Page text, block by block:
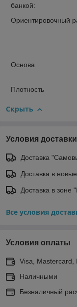
банкой:
Ориентировочный
Основа
Плотность
Скрыть
Условия доставки
Доставка
Доставка в
Доставка в зоне
Все условия
Условия оплаты
Visa,
Наличными
Безналичный